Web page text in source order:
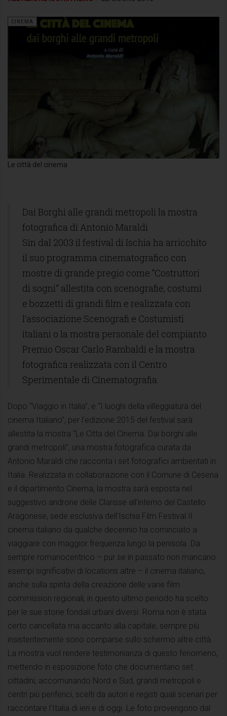
Le città del cinema
CINEMA
Dai Borghi alle grandi metropoli la mostra
fotografica di Antonio Maraldi
Sin dal 2003 il festival di Ischia ha arricchito
il suo programma cinematografico con
mostre di grande pregio come “Costruttori
di sogni” allestita con scenografie, costumi
e bozzetti di grandi film e realizzata con
l’associazione Scenografi e Costumisti
italiani o la mostra personale del compianto
Premio Oscar Carlo Rambaldi e la mostra
fotografica realizzata con il Centro
Sperimentale di Cinematografia.
Dopo “Viaggio in Italia”, e “I luoghi della villeggiatura del
cinema Italiano”, per l’edizione 2015 del festival sarà
allestita la mostra “Le Citta del Cinema. Dai borghi alle
grandi metropoli”, una mostra fotografica curata da
Antonio Maraldi che racconta i set fotografici ambientati in
Italia. Realizzata in collaborazione con il Comune di Cesena
e il dipartimento Cinema, la mostra sarà esposta nel
suggestivo androne delle Clarisse all’interno del Castello
Aragonese, sede esclusiva dell’Ischia Film Festival.Il
cinema italiano da qualche decennio ha cominciato a
viaggiare con maggior frequenza lungo la penisola. Da
sempre romanocentrico – pur se in passato non mancano
esempi significativi di locations altre – il cinema italiano,
anche sulla spinta della creazione delle varie film
commission regionali, in questo ultimo periodo ha scelto
per le sue storie fondali urbani diversi. Roma non è stata
certo cancellata ma accanto alla capitale, sempre più
insistentemente sono comparse sullo schermo altre città.
La mostra vuol rendere testimonianza di questo fenomeno,
mettendo in esposizione foto che documentano set
cittadini, accomunando Nord e Sud, grandi metropoli e
centri più periferici, scelti da autori e registi quali scenari per
raccontare l’Italia di ieri e di oggi. Le foto provengono dal